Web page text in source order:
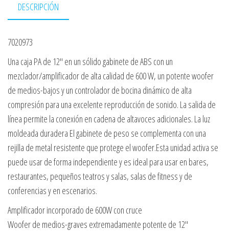
DESCRIPCIÓN
7020973
Una caja PA de 12″ en un sólido gabinete de ABS con un
mezclador/amplificador de alta calidad de 600 W, un potente woofer
de medios-bajos y un controlador de bocina dinámico de alta
compresión para una excelente reproducción de sonido. La salida de
línea permite la conexión en cadena de altavoces adicionales. La luz
moldeada duradera El gabinete de peso se complementa con una
rejilla de metal resistente que protege el woofer.Esta unidad activa se
puede usar de forma independiente y es ideal para usar en bares,
restaurantes, pequeños teatros y salas, salas de fitness y de
conferencias y en escenarios.
Amplificador incorporado de 600W con cruce
Woofer de medios-graves extremadamente potente de 12″